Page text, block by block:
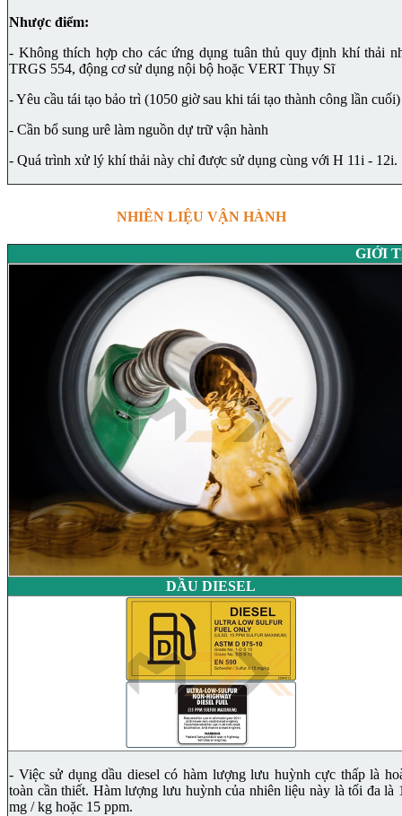
Nhược điểm:
- Không thích hợp cho các ứng dụng tuân thủ quy định khí thải
TRGS 554, động cơ sử dụng nội bộ hoặc VERT Thụy Sĩ
- Yêu cầu tái tạo bảo trì (1050 giờ sau khi tái tạo thành công lần cuối)
- Cần bổ sung urê làm nguồn dự trữ vận hành
- Quá trình xử lý khí thải này chỉ được sử dụng cùng với H 11i - 12i.
NHIÊN LIỆU VẬN HÀNH
GIỚI
DẦU DIESEL
- Việc sử dụng dầu diesel có hàm lượng lưu huỳnh cực thấp là
toàn cần thiết. Hàm lượng lưu huỳnh của nhiên liệu này là tối đa là
mg / kg hoặc 15 ppm.